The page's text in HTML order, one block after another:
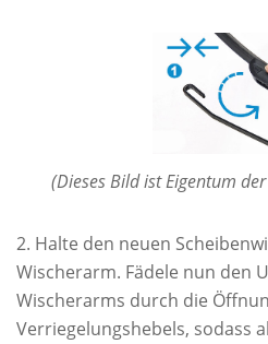
(Dieses Bild ist Eigentum
Halte den neuen
Wischerarm. Fädele nun den
Wischerarms durch die
Verriegelungshebels, sodass